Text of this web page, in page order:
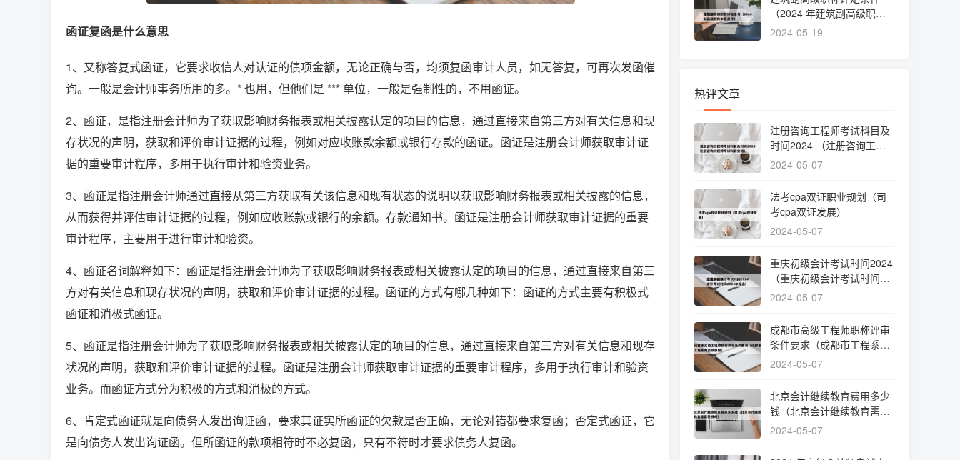
函证复函是什么意思
1、又称答复式函证，它要求收信人对认证的债项金额，无论正确与否，均须复函审计人员，如无答复，可再次发函催
询。一般是会计师事务所用的多。* 也用，但他们是 *** 单位，一般是强制性的，不用函证。
2、函证，是指注册会计师为了获取影响财务报表或相关披露认定的项目的信息，通过直接来自第三方对有关信息和现
存状况的声明，获取和评价审计证据的过程，例如对应收账款余额或银行存款的函证。函证是注册会计师获取审计证
据的重要审计程序，多用于执行审计和验资业务。
3、函证是指注册会计师通过直接从第三方获取有关该信息和现有状态的说明以获取影响财务报表或相关披露的信息，
从而获得并评估审计证据的过程，例如应收账款或银行的余额。存款通知书。函证是注册会计师获取审计证据的重要
审计程序，主要用于进行审计和验资。
4、函证名词解释如下：函证是指注册会计师为了获取影响财务报表或相关披露认定的项目的信息，通过直接来自第三
方对有关信息和现存状况的声明，获取和评价审计证据的过程。函证的方式有哪几种如下：函证的方式主要有积极式
函证和消极式函证。
5、函证是指注册会计师为了获取影响财务报表或相关披露认定的项目的信息，通过直接来自第三方对有关信息和现存
状况的声明，获取和评价审计证据的过程。函证是注册会计师获取审计证据的重要审计程序，多用于执行审计和验资
业务。而函证方式分为积极的方式和消极的方式。
6、肯定式函证就是向债务人发出询证函，要求其证实所函证的欠款是否正确，无论对错都要求复函；否定式函证，它
是向债务人发出询证函。但所函证的款项相符时不必复函，只有不符时才要求债务人复函。
（2024 年建筑副高级职称
申报条件）
2024-05-19
热评文章
注册咨询工程师考试科目及
时间2024 （注册咨询工程
师考试科目安排）
2024-05-07
法考cpa双证职业规划（司
考cpa双证发展）
2024-05-07
重庆初级会计考试时间2024
（重庆初级会计考试时间20
24年报名）
2024-05-07
成都市高级工程师职称评审
条件要求（成都市工程系列
高级职称）
2024-05-07
北京会计继续教育费用多少
钱（北京会计继续教育需要
花钱吗）
2024-05-07